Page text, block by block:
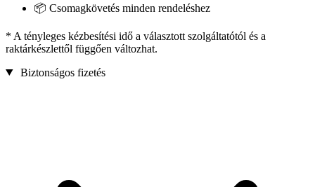
📦 Csomagkövetés minden rendeléshez
* A tényleges kézbesítési idő a választott szolgáltatótól és a
raktárkészlettől függően változhat.
Biztonságos fizetés